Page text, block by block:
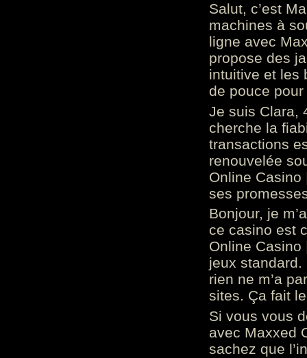
Salut, c’est
machines à
ligne avec
propose des
intuitive et les
de pouce
Je suis Clara,
cherche la
transactions
renouvelée
Online
ses
Bonjour, je
ce casino est
Online
jeux standard.
rien ne m’a
sites. Ça fait
Si vous vous
avec Maxxed
sachez que